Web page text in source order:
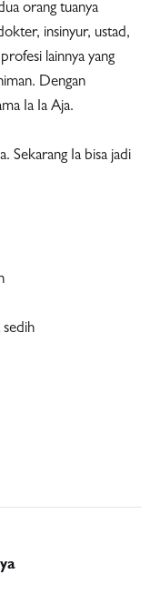
orang tuanya
insinyur, ustad,
lainnya yang
Dengan
Ia Ia Aja.
Sekarang Ia bisa jadi
sedih